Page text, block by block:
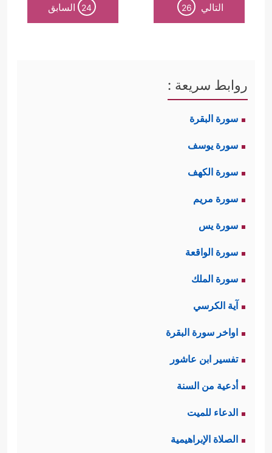
التالي 26
24 السابق
روابط سريعة :
سورة البقرة
سورة يوسف
سورة الكهف
سورة مريم
سورة يس
سورة الواقعة
سورة الملك
آية الكرسي
اواخر سورة البقرة
تفسير ابن عاشور
أدعية من السنة
الدعاء للميت
الصلاة الإبراهيمية